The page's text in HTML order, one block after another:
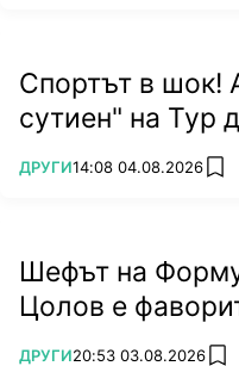
Спортът в шок!
сутиен" на Тур
ПОВЕЧЕ ОТ
ДРУГИ14:08 04.08.2026
Шефът на
Цолов е
ПОВЕЧЕ ОТ
ДРУГИ20:53 03.08.2026